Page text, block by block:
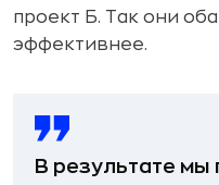
проект Б. Так они
эффективнее.
В результате